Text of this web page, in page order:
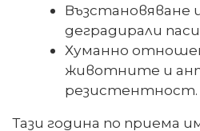
Възстановяване
деградирали
Хуманно
животните и
резистентност.
Тази година по приема